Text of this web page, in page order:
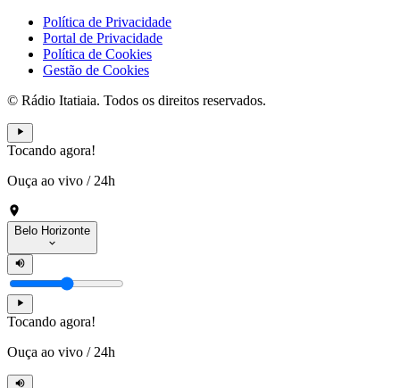
Política de Privacidade
Portal de Privacidade
Política de Cookies
Gestão de Cookies
© Rádio Itatiaia. Todos os direitos reservados.
Tocando agora!
Ouça ao vivo / 24h
Belo Horizonte
Tocando agora!
Ouça ao vivo / 24h